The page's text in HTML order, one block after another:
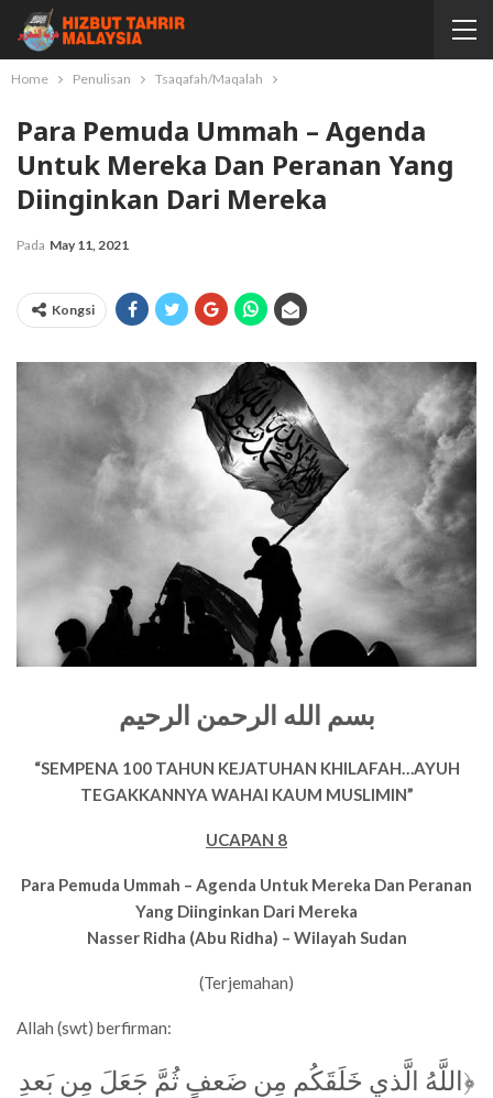
Home Penulisan Tsaqafah/Maqalah
Para Pemuda Ummah – Agenda
Untuk Mereka Dan Peranan Yang
Diinginkan Dari Mereka
Pada May 11, 2021
Kongsi
بسم الله الرحمن الرحيم
“SEMPENA 100 TAHUN KEJATUHAN KHILAFAH…AYUH
TEGAKKANNYA WAHAI KAUM MUSLIMIN”
UCAPAN 8
Para Pemuda Ummah – Agenda Untuk Mereka Dan Peranan
Yang Diinginkan Dari Mereka
Nasser Ridha (Abu Ridha) – Wilayah Sudan
(Terjemahan)
Allah (swt) berfirman:
﴿اللَّهُ الَّذي خَلَقَكُم مِن ضَعفٍ ثُمَّ جَعَلَ مِن بَعدِ